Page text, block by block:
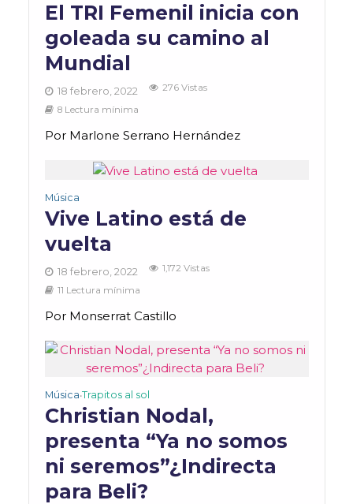
El TRI Femenil inicia con
goleada su camino al
Mundial
18 febrero, 2022
276 Vistas
8 Lectura mínima
Por Marlone Serrano Hernández
Música
Vive Latino está de
vuelta
18 febrero, 2022
1,172 Vistas
11 Lectura mínima
Por Monserrat Castillo
Música•Trapitos al sol
Christian Nodal,
presenta “Ya no somos
ni seremos”¿Indirecta
para Beli?